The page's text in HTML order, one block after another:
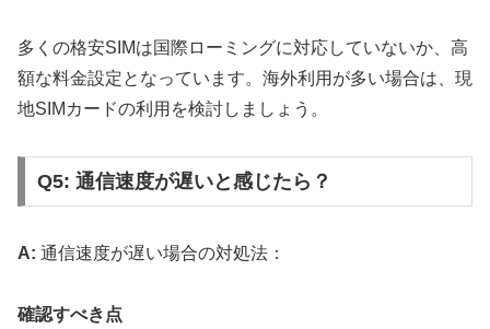
多くの格安SIMは国際ローミングに対応していないか、高
額な料金設定となっています。海外利用が多い場合は、現
地SIMカードの利用を検討しましょう。
Q5: 通信速度が遅いと感じたら？
A: 通信速度が遅い場合の対処法：
確認すべき点